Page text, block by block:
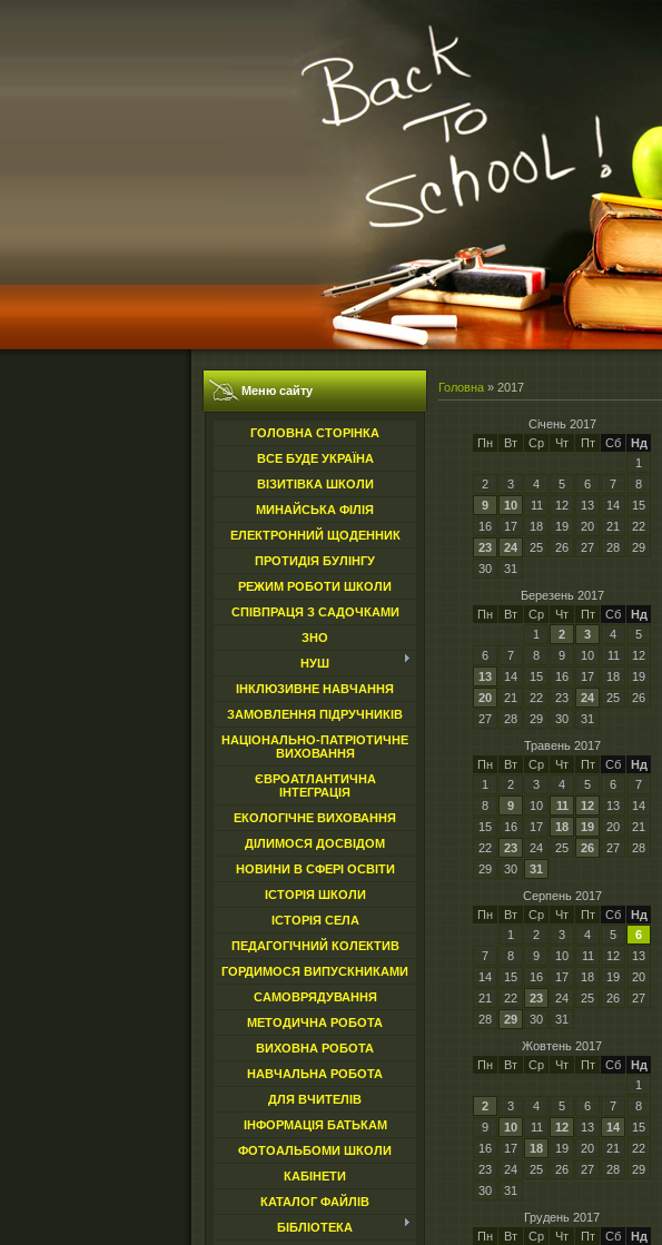
Меню сайту
ГОЛОВНА СТОРІНКА
ВСЕ БУДЕ УКРАЇНА
ВІЗИТІВКА ШКОЛИ
МИНАЙСЬКА ФІЛІЯ
ЕЛЕКТРОННИЙ ЩОДЕННИК
ПРОТИДІЯ БУЛІНГУ
РЕЖИМ РОБОТИ ШКОЛИ
СПІВПРАЦЯ З САДОЧКАМИ
ЗНО
НУШ
ІНКЛЮЗИВНЕ НАВЧАННЯ
ЗАМОВЛЕННЯ ПІДРУЧНИКІВ
НАЦІОНАЛЬНО-ПАТРІОТИЧНЕ
ВИХОВАННЯ
ЄВРОАТЛАНТИЧНА
ІНТЕГРАЦІЯ
ЕКОЛОГІЧНЕ ВИХОВАННЯ
ДІЛИМОСЯ ДОСВІДОМ
НОВИНИ В СФЕРІ ОСВІТИ
ІСТОРІЯ ШКОЛИ
ІСТОРІЯ СЕЛА
ПЕДАГОГІЧНИЙ КОЛЕКТИВ
ГОРДИМОСЯ ВИПУСКНИКАМИ
САМОВРЯДУВАННЯ
МЕТОДИЧНА РОБОТА
ВИХОВНА РОБОТА
НАВЧАЛЬНА РОБОТА
ДЛЯ ВЧИТЕЛІВ
ІНФОРМАЦІЯ БАТЬКАМ
ФОТОАЛЬБОМИ ШКОЛИ
КАБІНЕТИ
КАТАЛОГ ФАЙЛІВ
БІБЛІОТЕКА
Головна » 2017
Січень 2017
Пн
Вт Ср Чт Пт Сб
Нд
1
2
3 4 5 6 7
8
9
10 11 12 13 14
15
16
17 18 19 20 21
22
23
24 25 26 27 28
29
30
31
Березень 2017
Пн
Вт Ср Чт Пт Сб
Нд
1
2 3 4
5
6
7 8 9 10 11
12
13
14 15 16 17 18
19
20
21 22 23 24 25
26
27
28 29 30 31
Травень 2017
Пн
Вт Ср Чт Пт Сб
Нд
1
2 3 4 5 6
7
8
9 10 11 12 13
14
15
16 17 18 19 20
21
22
23 24 25 26 27
28
29
30 31
Серпень 2017
Пн
Вт Ср Чт Пт Сб
Нд
1
2 3 4 5
6
7
8 9 10 11 12
13
14
15 16 17 18 19
20
21
22 23 24 25 26
27
28
29 30 31
Жовтень 2017
Пн
Вт Ср Чт Пт Сб
Нд
1
2
3 4 5 6 7
8
9
10 11 12 13 14
15
16
17 18 19 20 21
22
23
24 25 26 27 28
29
30
31
Грудень 2017
Пн
Вт Ср Чт Пт Сб
Нд